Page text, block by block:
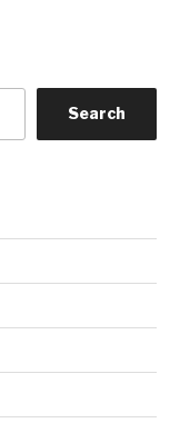
Search